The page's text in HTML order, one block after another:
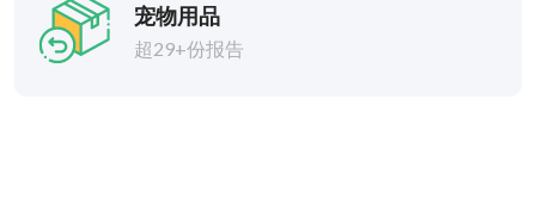
宠物用品
超29+份报告